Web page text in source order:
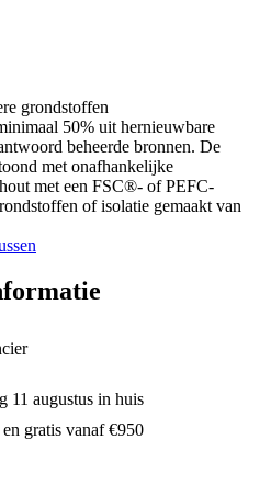
grondstoffen
50% uit hernieuwbare
beheerde bronnen. De
met onafhankelijke
met een FSC®- of PEFC-
of isolatie gemaakt van
11 augustus in huis
gratis vanaf €950